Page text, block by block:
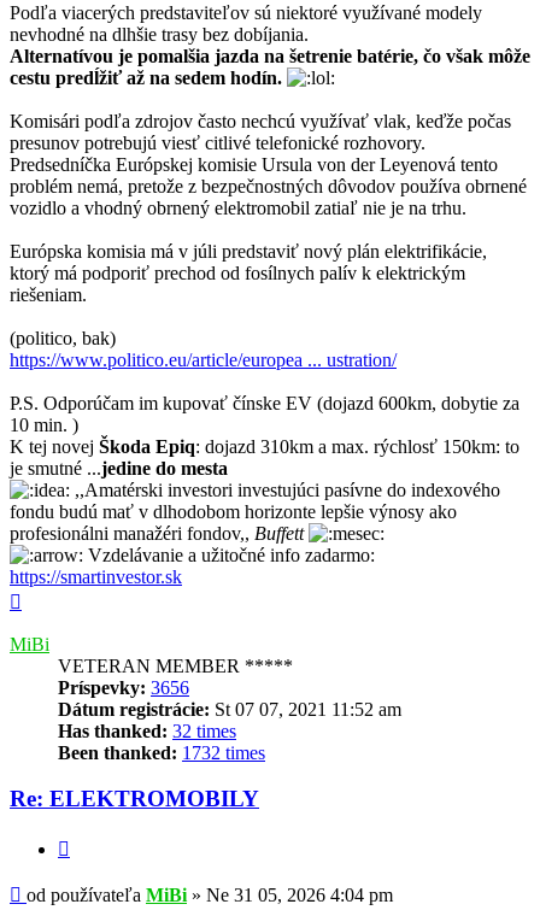
Podľa viacerých predstaviteľov sú niektoré využívané modely
nevhodné na dlhšie trasy bez dobíjania.
Alternatívou je pomalšia jazda na šetrenie batérie, čo však môže
cestu predĺžiť až na sedem hodín.
Komisári podľa zdrojov často nechcú využívať vlak, keďže počas
presunov potrebujú viesť citlivé telefonické rozhovory.
Predsedníčka Európskej komisie Ursula von der Leyenová tento
problém nemá, pretože z bezpečnostných dôvodov používa obrnené
vozidlo a vhodný obrnený elektromobil zatiaľ nie je na trhu.
Európska komisia má v júli predstaviť nový plán elektrifikácie,
ktorý má podporiť prechod od fosílnych palív k elektrickým
riešeniam.
(politico, bak)
https://www.politico.eu/article/europea ... ustration/
P.S. Odporúčam im kupovať čínske EV (dojazd 600km, dobytie za
10 min. )
K tej novej Škoda Epiq: dojazd 310km a max. rýchlosť 150km: to
je smutné ...jedine do mesta
,,Amatérski investori investujúci pasívne do indexového
fondu budú mať v dlhodobom horizonte lepšie výnosy ako
profesionálni manažéri fondov,, Buffett
Vzdelávanie a užitočné info zadarmo:
https://smartinvestor.sk
MiBi
VETERAN MEMBER *****
Príspevky: 3656
Dátum registrácie: St 07 07, 2021 11:52 am
Has thanked: 32 times
Been thanked: 1732 times
Re: ELEKTROMOBILY
Príspevok
od používateľa MiBi » Ne 31 05, 2026 4:04 pm